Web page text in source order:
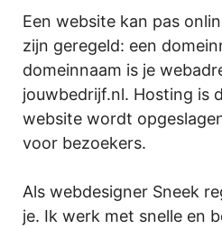
Een website kan pas
zijn geregeld: een
domeinnaam is je
jouwbedrijf.nl. Hosting is
website wordt
voor bezoekers.
Als webdesigner Sneek
je. Ik werk met snelle en